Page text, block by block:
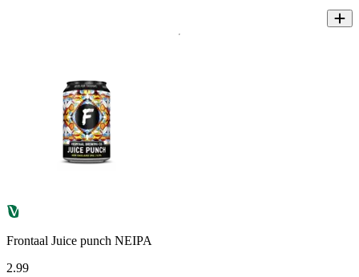
Frontaal Juice punch NEIPA
2.99